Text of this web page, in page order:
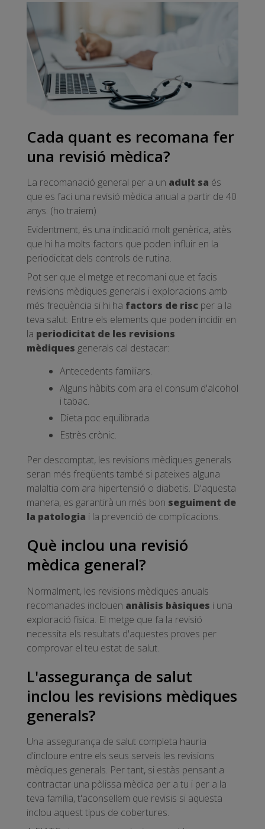
Cada quant es recomana fer
una revisió mèdica?
La recomanació general per a un adult sa és
que es faci una revisió mèdica anual a partir de 40
anys. (ho traiem)
Evidentment, és una indicació molt genèrica, atès
que hi ha molts factors que poden influir en la
periodicitat dels controls de rutina.
Pot ser que el metge et recomani que et facis
revisions mèdiques generals i exploracions amb
més freqüència si hi ha factors de risc per a la
teva salut. Entre els elements que poden incidir en
la periodicitat de les revisions
mèdiques generals cal destacar:
Antecedents familiars.
Alguns hàbits com ara el consum d'alcohol
i tabac.
Dieta poc equilibrada.
Estrès crònic.
Per descomptat, les revisions mèdiques generals
seran més freqüents també si pateixes alguna
malaltia com ara hipertensió o diabetis. D'aquesta
manera, es garantirà un més bon seguiment de
la patologia i la prevenció de complicacions.
Què inclou una revisió
mèdica general?
Normalment, les revisions mèdiques anuals
recomanades inclouen anàlisis bàsiques i una
exploració física. El metge que fa la revisió
necessita els resultats d'aquestes proves per
comprovar el teu estat de salut.
L'assegurança de salut
inclou les revisions mèdiques
generals?
Una assegurança de salut completa hauria
d'incloure entre els seus serveis les revisions
mèdiques generals. Per tant, si estàs pensant a
contractar una pòlissa mèdica per a tu i per a la
teva família, t'aconsellem que revisis si aquesta
inclou aquest tipus de cobertures.